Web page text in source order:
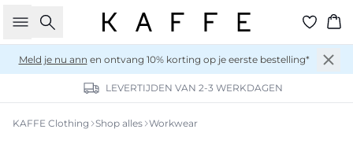
Zoeken
Meld je nu ann en ontvang 10% korting op je eerste bestelling*
30 DAGEN RETOURRECHT
KAFFE Clothing Shop alles Workwear